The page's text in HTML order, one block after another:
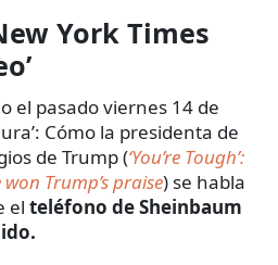
York Times
el pasado viernes 14 de
Cómo la presidenta de
de Trump (‘You’re Tough’:
Trump’s praise) se habla
el teléfono de Sheinbaum